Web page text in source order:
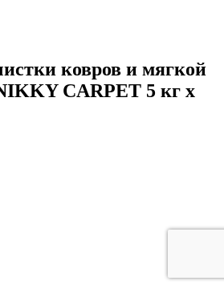
ковров и мягкой
CARPET 5 кг x